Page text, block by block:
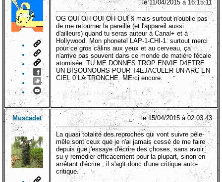
le 11/04/2015 à 16:15:11
OG OUI OH OUI OH OUI § mais surtout n'oublie pas
de me retourner la pareille (et l'appareil aussi
d'ailleurs) quand tu seras auteur à Canal+ et à
Hollywood. Mon phonetel LAP-1-CHI-1. surtout merci
pour ce gros câlins aux yeux et au cerveau, ça
n'arrive pas souvent dans ce monde de matière fécale
atomisée. TU ME DONNES TROP ENVIE D4ETRE
UN BISOUNOURS POUR T4EJACULER UN ARC EN
CIEL 0 LA TRONCHE. MErci encore.
Muscadet le 15/04/2015 à 02:03:43
La quasi totalité des reproches qui vont suivre pêle-
mêle sont ceux que je n'ai jamais cessé de me faire
depuis que j'essaye d'écrire des choses, sans avoir
su y remédier efficacement pour la plupart, sinon en
arrêtant d'écrire ; il s'agit donc d'une critique auto-
critique.